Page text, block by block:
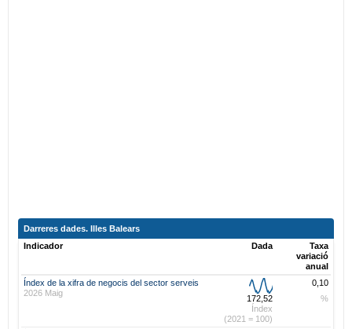
Darreres dades. Illes Balears
Indicador
Dada
Taxa
variació
anual
Índex de la xifra de negocis del sector serveis
2026 Maig
172,52
Índex
(2021 = 100)
0,10
%